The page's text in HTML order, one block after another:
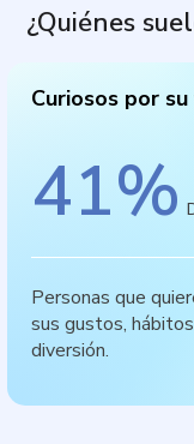
¿Quiénes
Curiosos por su
41%
Personas que
sus gustos,
diversión.